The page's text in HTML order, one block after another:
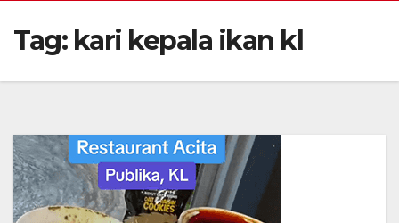
Tag: kari kepala ikan kl